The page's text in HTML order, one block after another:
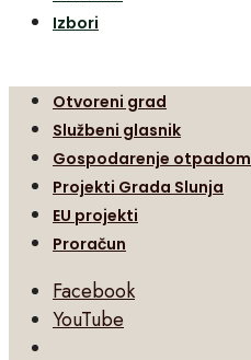
Izbori
Otvoreni grad
Službeni glasnik
Gospodarenje otpadom
Projekti Grada Slunja
EU projekti
Proračun
Facebook
YouTube